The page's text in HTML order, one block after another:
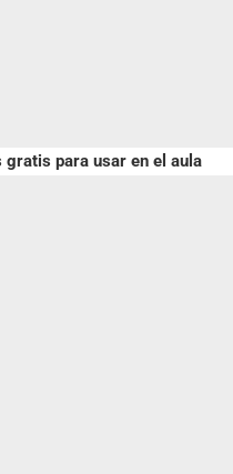
para usar en el aula